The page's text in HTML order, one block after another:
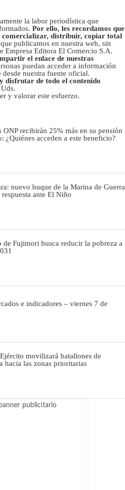
la labor periodística que
Por ello, les recordamos que
distribuir, copiar total
que publicamos en nuestra web, sin
Empresa Editora El Comercio S.A.
el enlace de nuestras
puedan acceder a información
nuestra fuente oficial.
disfrutar de todo el contenido
y valorar este esfuerzo.
ONP recibirán 25% más en su pensión
¿Quiénes acceden a este beneficio?
nuevo buque de la Marina de Guerra
ante El Niño
de Fujimori busca reducir la pobreza a
e indicadores – viernes 7 de
movilizará batallones de
hacia las zonas prioritarias